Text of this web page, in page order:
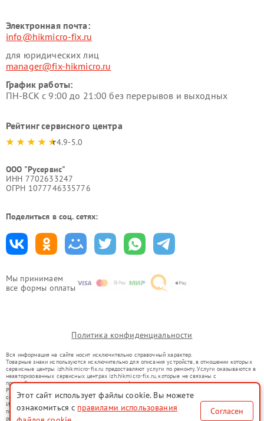
Мы принимаем
все формы оплаты
Электронная почта:
info@hikmicro-fix.ru
для юридических лиц
manager@fix-hikmicro.ru
График работы:
ПН-ВСК с 9:00 до 21:00 без перерывов и выходных
Рейтинг сервисного центра
4.9-5.0
ООО "Русервис"
ИНН 7702633247
ОГРН 1077746335776
Поделиться в соц. сетях:
Политика конфиденциальности
Вся информация на сайте носит исключительно справочный характер.
Товарные знаки используются исключительно для описания устройств, в отношении которых
сервисные центры izh.hikmicro-fix.ru предоставляют услуги по ремонту. Услуги оказываются в
неавторизованных сервисных центрах izh.hikmicro-fix.ru, которые не связаны с
правообладателями товарных знаков или их официальными представителями.
Ремонт осуществляется для устройств, уже введенных в гражданский оборот в соответствии
со статьей 1487 ГК РФ.
Использование товарных знаков не преследует цели индивидуализации услуг или введения
потребителей в заблуждение, а служит для информирования о предоставляемых услугах по
ремонту техники указанных брендов.
Этот сайт использует файлы cookie. Вы можете
ознакомиться с правилами использования
Согласен